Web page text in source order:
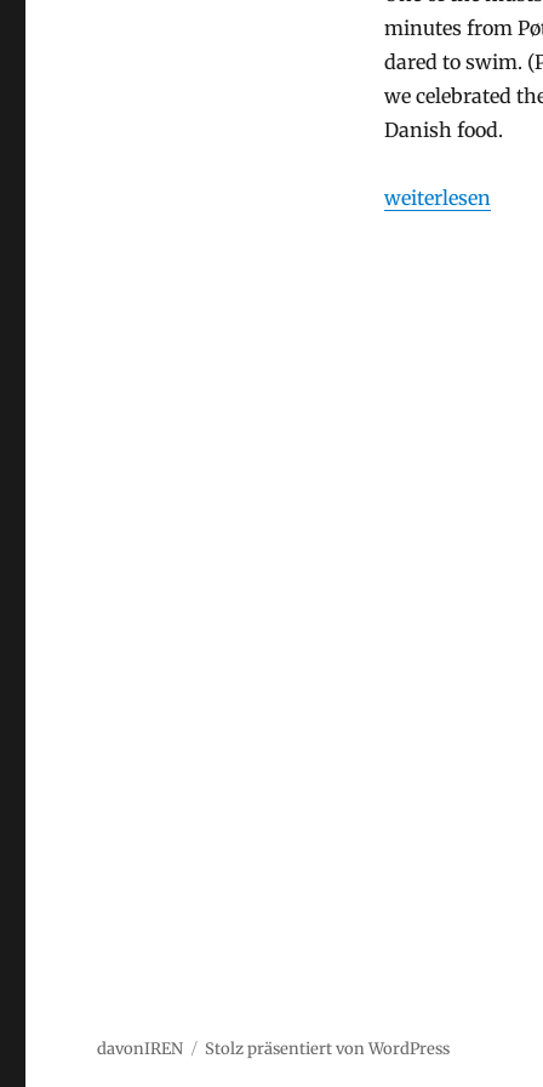
minutes from
dared to swim.
we celebrated
Danish food.
„One more uni
weiterlesen
davonIREN Stolz präsentiert von WordPress